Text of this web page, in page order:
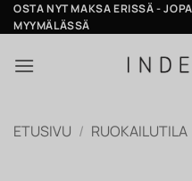
Skip
to
OSTA NYT MAKSA ERISSÄ -
MYYMÄLÄSSÄ
ETUSIVU / RUOKAILUTILA